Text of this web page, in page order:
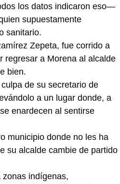
los datos indicaron eso—
supuestamente
sanitario.
Zepeta, fue corrido a
regresar a Morena al alcalde
bien.
de su secretario de
a un lugar donde, a
enardecen al sentirse
municipio donde no les ha
su alcalde cambie de partido
indígenas,